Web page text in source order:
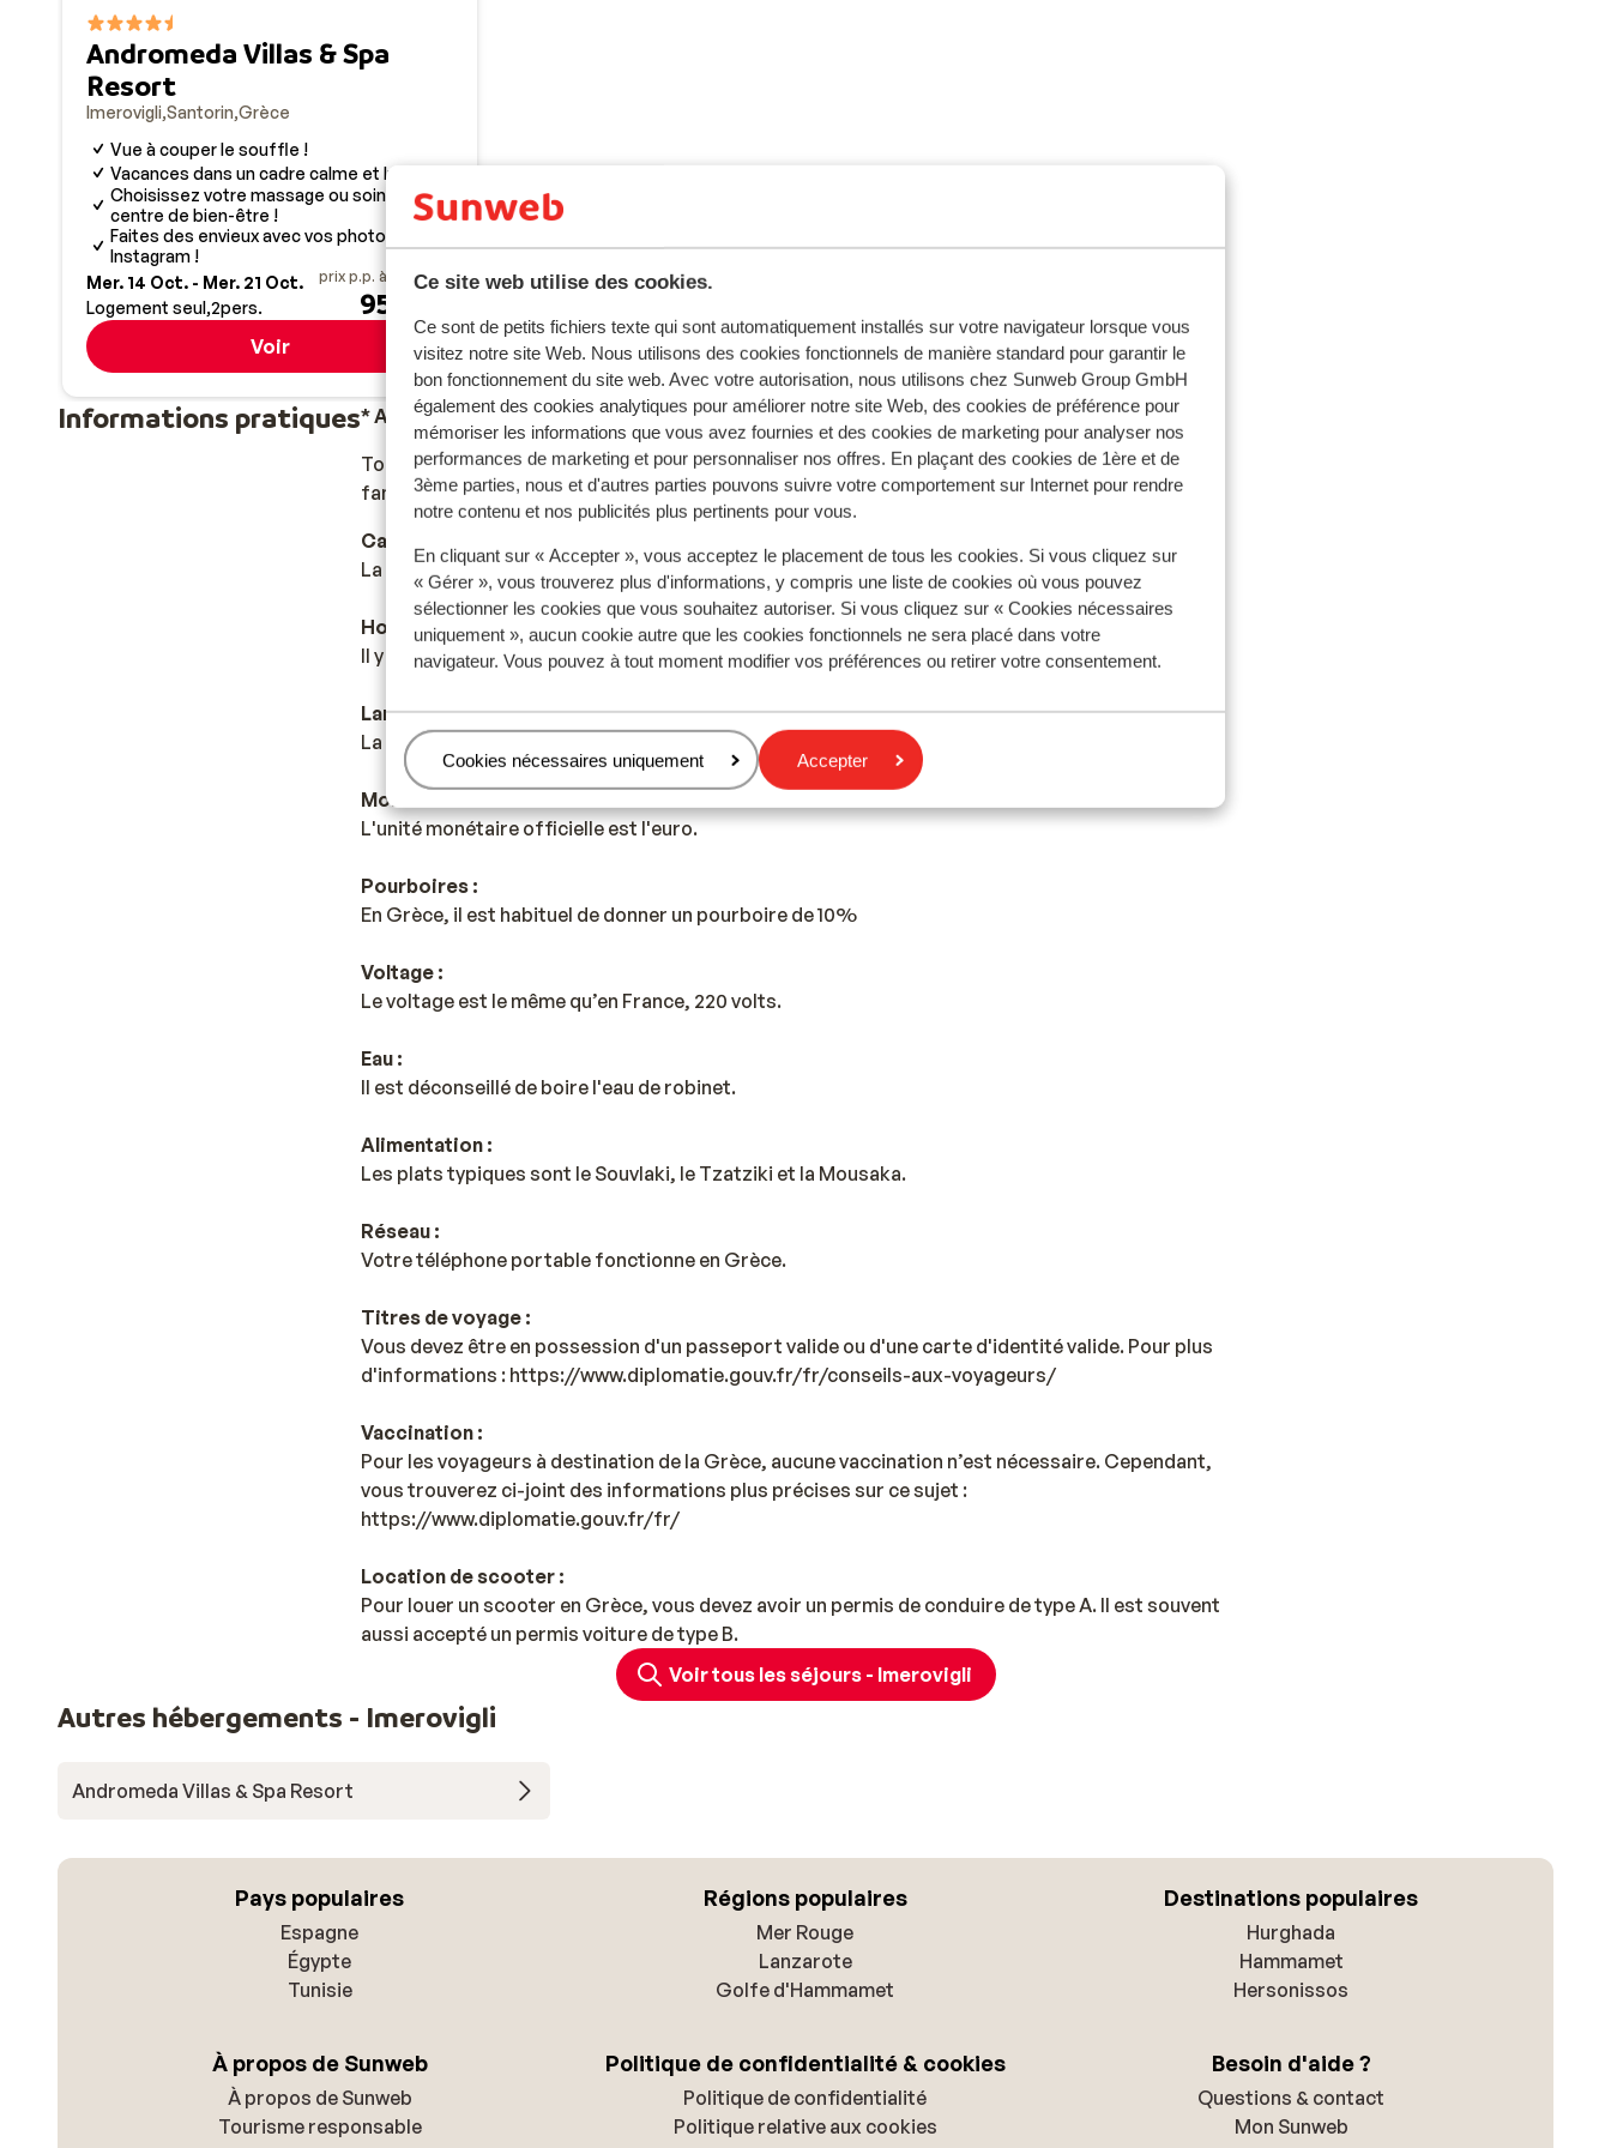
Ce site web utilise des cookies.
Ce sont de petits fichiers texte qui sont automatiquement installés sur votre navigateur lorsque vous
visitez notre site Web. Nous utilisons des cookies fonctionnels de manière standard pour garantir le
bon fonctionnement du site web. Avec votre autorisation, nous utilisons chez Sunweb Group GmbH
également des cookies analytiques pour améliorer notre site Web, des cookies de préférence pour
mémoriser les informations que vous avez fournies et des cookies de marketing pour analyser nos
performances de marketing et pour personnaliser nos offres. En plaçant des cookies de 1ère et de
3ème parties, nous et d'autres parties pouvons suivre votre comportement sur Internet pour rendre
notre contenu et nos publicités plus pertinents pour vous.
En cliquant sur « Accepter », vous acceptez le placement de tous les cookies. Si vous cliquez sur
« Gérer », vous trouverez plus d'informations, y compris une liste de cookies où vous pouvez
sélectionner les cookies que vous souhaitez autoriser. Si vous cliquez sur « Cookies nécessaires
uniquement », aucun cookie autre que les cookies fonctionnels ne sera placé dans votre
navigateur. Vous pouvez à tout moment modifier vos préférences ou retirer votre consentement.
Gérer
Cookies nécessaires uniquement Accepter
Andromeda Villas & Spa
Resort
Imerovigli Santorin Grèce
Vue à couper le souffle !
Vacances dans un cadre calme et luxueux
Choisissez votre massage ou soin au
centre de bien-être !
Faites des envieux avec vos photos
Instagram !
Mer. 14 Oct. - Mer. 21 Oct.
Logement seul 2pers.
prix p.p. à partir de
952 €
Voir
Informations pratiques* ATTENTION ! NFORMATION IMPORTANTE *
Tous les voyageurs doivent remplir le formulaire « Passenger Locator Form » (un formulaire par
famille), minimum 24 heures avant leur arrivée en Grèce. Vous trouverez ce formulaireici.
Capitale :
La capitale est Athènes.
Horaire :
Il y a une heure de plus qu'en France.
Langue :
La langue officielle est le grec. L’anglais et l’allemand sont aussi souvent compris.
Monnaie :
L'unité monétaire officielle est l'euro.
Pourboires :
En Grèce, il est habituel de donner un pourboire de 10%
Voltage :
Le voltage est le même qu’en France, 220 volts.
Eau :
Il est déconseillé de boire l'eau de robinet.
Alimentation :
Les plats typiques sont le Souvlaki, le Tzatziki et la Mousaka.
Réseau :
Votre téléphone portable fonctionne en Grèce.
Titres de voyage :
Vous devez être en possession d'un passeport valide ou d'une carte d'identité valide. Pour plus
d'informations : https://www.diplomatie.gouv.fr/fr/conseils-aux-voyageurs/
Vaccination :
Pour les voyageurs à destination de la Grèce, aucune vaccination n’est nécessaire. Cependant,
vous trouverez ci-joint des informations plus précises sur ce sujet :
https://www.diplomatie.gouv.fr/fr/
Location de scooter :
Pour louer un scooter en Grèce, vous devez avoir un permis de conduire de type A. Il est souvent
aussi accepté un permis voiture de type B.
Voir tous les séjours - Imerovigli
Autres hébergements - Imerovigli
Andromeda Villas & Spa Resort
Pays populaires
Espagne
Égypte
Tunisie
Régions populaires
Mer Rouge
Lanzarote
Golfe d'Hammamet
Destinations populaires
Hurghada
Hammamet
Hersonissos
À propos de Sunweb
À propos de Sunweb
Tourisme responsable
Politique de confidentialité & cookies
Politique de confidentialité
Politique relative aux cookies
Besoin d'aide ?
Questions & contact
Mon Sunweb